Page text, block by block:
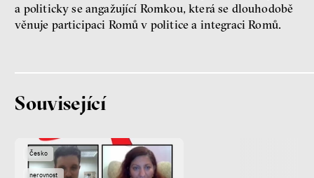
a politicky se angažující Romkou, která se dlouhodobě
věnuje participaci Romů v politice a integraci Romů.
Související
Česko
nerovnost